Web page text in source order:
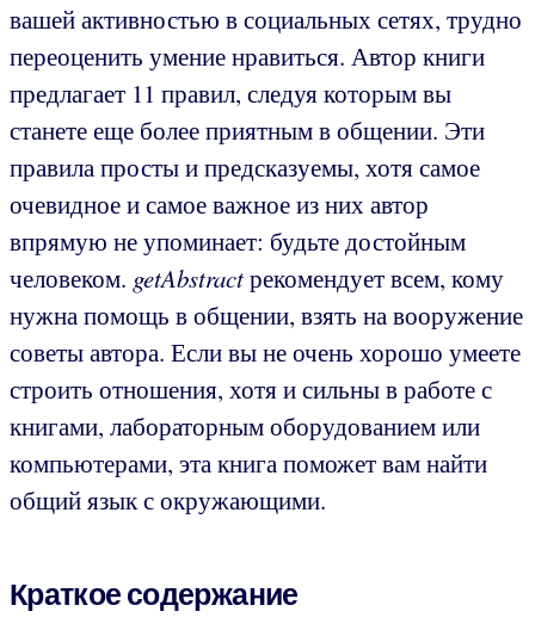
вашей активностью в социальных сетях, трудно
переоценить умение нравиться. Автор книги
предлагает 11 правил, следуя которым вы
станете еще более приятным в общении. Эти
правила просты и предсказуемы, хотя самое
очевидное и самое важное из них автор
впрямую не упоминает: будьте достойным
человеком. getAbstractрекомендует всем, кому
нужна помощь в общении, взять на вооружение
советы автора. Если вы не очень хорошо умеете
строить отношения, хотя и сильны в работе с
книгами, лабораторным оборудованием или
компьютерами, эта книга поможет вам найти
общий язык с окружающими.
Краткое содержание